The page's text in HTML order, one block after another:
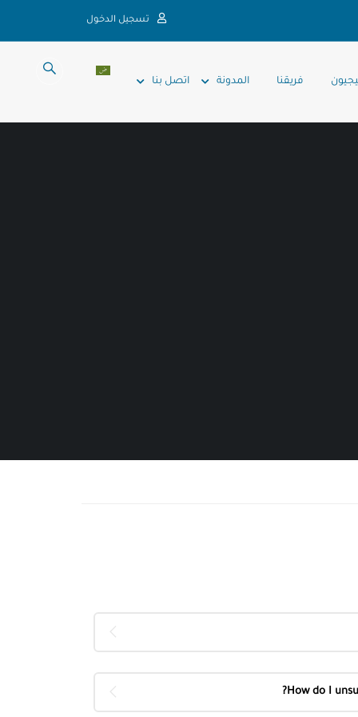
تسجيل الدخول
فريقنا المدونة اتصل بنا
How do I